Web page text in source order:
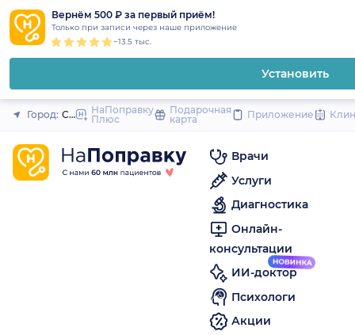
Вернём 500 ₽ за первый приём!
Только при записи через наше приложение
~13.5 тыс.
Установить
Закрыть
Город: Санкт-Петербург
НаПоправку
Плюс
Подарочная
карта
Приложение
Врачи
Услуги
Диагностика
Онлайн-
консультации
ИИ-доктор
Психологи
Акции